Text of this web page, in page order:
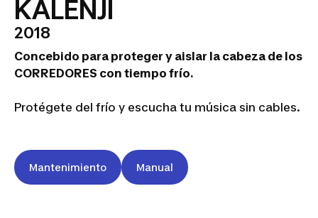
KALENJI
2018
Concebido para proteger y aislar la cabeza de los
CORREDORES con tiempo frío.
Protégete del frío y escucha tu música sin cables.
Mantenimiento Manual